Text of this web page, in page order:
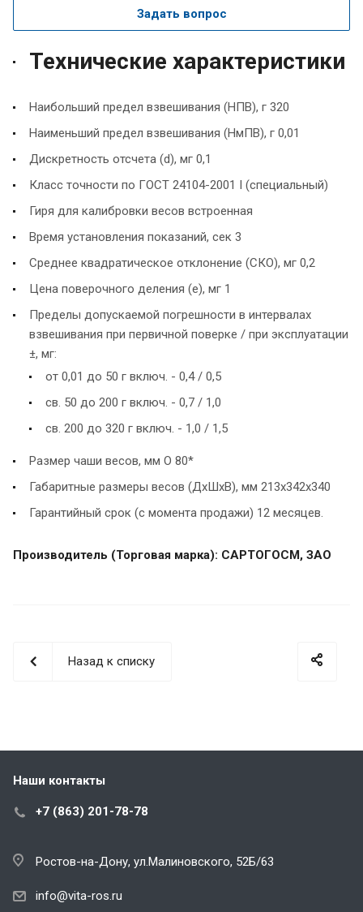
Задать вопрос
Технические характеристики
Наибольший предел взвешивания (НПВ), г 320
Наименьший предел взвешивания (НмПВ), г 0,01
Дискретность отсчета (d), мг 0,1
Класс точности по ГОСТ 24104-2001 I (специальный)
Гиря для калибровки весов встроенная
Время установления показаний, сек 3
Среднее квадратическое отклонение (СКО), мг 0,2
Цена поверочного деления (е), мг 1
Пределы допускаемой погрешности в интервалах
взвешивания при первичной поверке / при эксплуатации
±, мг:
от 0,01 до 50 г включ. - 0,4 / 0,5
св. 50 до 200 г включ. - 0,7 / 1,0
св. 200 до 320 г включ. - 1,0 / 1,5
Размер чаши весов, мм O 80*
Габаритные размеры весов (ДхШхВ), мм 213x342x340
Гарантийный срок (с момента продажи) 12 месяцев.
Производитель (Торговая марка): САРТОГОСМ, ЗАО
Назад к списку
Наши контакты
+7 (863) 201-78-78
Ростов-на-Дону, ул.Малиновского, 52Б/63
info@vita-ros.ru